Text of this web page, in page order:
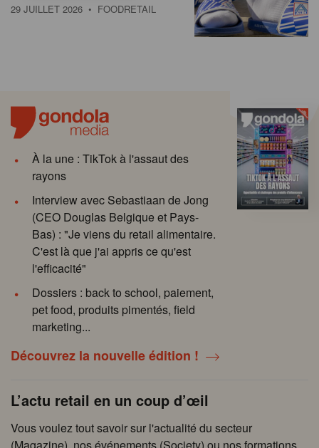
29 JUILLET 2026 • FOODRETAIL
À la une : TikTok à l'assaut des
rayons
Interview avec Sebastiaan de Jong
(CEO Douglas Belgique et Pays-
Bas) : "Je viens du retail alimentaire.
C'est là que j'ai appris ce qu'est
l'efficacité"
Dossiers : back to school, paiement,
pet food, produits pimentés, field
marketing...
Découvrez la nouvelle édition !
L’actu retail en un coup d’œil
Vous voulez tout savoir sur l'actualité du secteur
(Magazine), nos événements (Society) ou nos formations